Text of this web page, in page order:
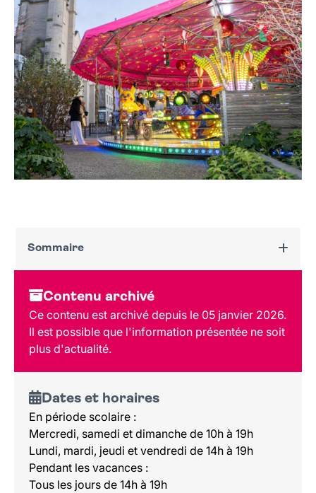
Sommaire
Dates et horaires
Au programme
Tarif et réservation
Contenu archivé
Ce contenu est archivé depuis le 05 janvier 2026.
Il est possible que l'information présentée ne soit
plus d'actualité.
Dates et horaires
En période scolaire :
Mercredi, samedi et dimanche de 10h à 19h
Lundi, mardi, jeudi et vendredi de 14h à 19h
Pendant les vacances :
Tous les jours de 14h à 19h